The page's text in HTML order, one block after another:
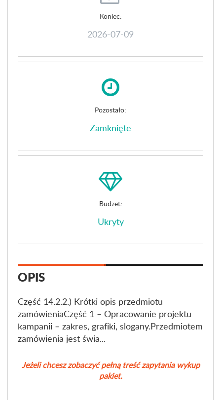
Koniec:
2026-07-09
Pozostało:
Zamknięte
Budżet:
Ukryty
OPIS
Część 14.2.2.) Krótki opis przedmiotu
zamówieniaCzęść 1 – Opracowanie projektu
kampanii – zakres, grafiki, slogany.Przedmiotem
zamówienia jest świa...
Jeżeli chcesz zobaczyć pełną treść zapytania wykup
pakiet.